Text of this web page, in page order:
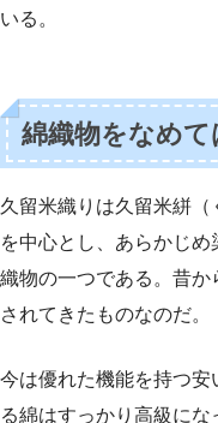
いる。
綿織物をなめ
久留米織りは久留米絣
を中心とし、あらかじ
織物の一つである。昔
されてきたものなのだ。
今は優れた機能を持つ
る綿はすっかり高級に